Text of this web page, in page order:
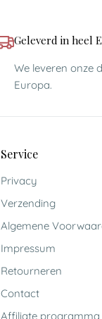
Geleverd in heel
We leveren onze
Europa.
Service
Privacy
Verzending
Algemene
Impressum
Retourneren
Contact
Affiliate programma